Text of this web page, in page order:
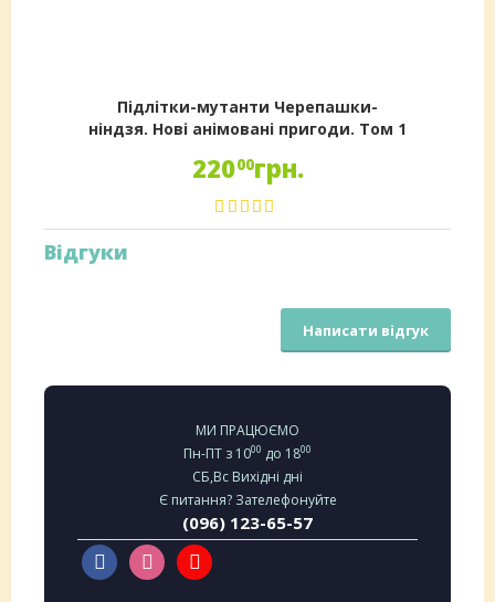
Підлітки-мутанти Черепашки-
ніндзя. Нові анімовані пригоди. Том 1
22000грн.
Відгуки
Написати відгук
МИ ПРАЦЮЄМО
Пн-ПТ з 1000 до 1800
СБ,Вс Вихідні дні
Є питання? Зателефонуйте
(096) 123-65-57